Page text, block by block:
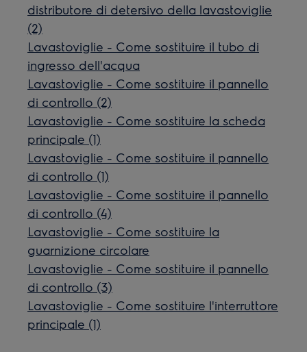
distributore di detersivo della lavastoviglie
(2)
Lavastoviglie - Come sostituire il tubo di
ingresso dell'acqua
Lavastoviglie - Come sostituire il pannello
di controllo (2)
Lavastoviglie - Come sostituire la scheda
principale (1)
Lavastoviglie - Come sostituire il pannello
di controllo (1)
Lavastoviglie - Come sostituire il pannello
di controllo (4)
Lavastoviglie - Come sostituire la
guarnizione circolare
Lavastoviglie - Come sostituire il pannello
di controllo (3)
Lavastoviglie - Come sostituire l'interruttore
principale (1)